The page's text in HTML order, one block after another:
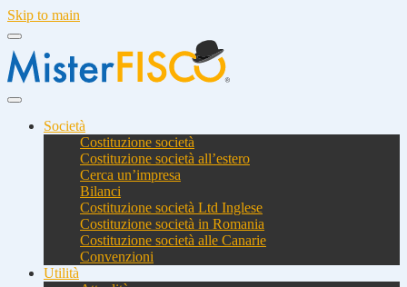
Skip to main
Società
Costituzione società
Costituzione società all’estero
Cerca un’impresa
Bilanci
Costituzione società Ltd Inglese
Costituzione società in Romania
Costituzione società alle Canarie
Convenzioni
Utilità